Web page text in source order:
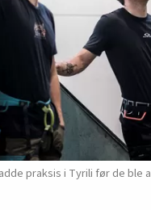
praksis i Tyrili før de ble